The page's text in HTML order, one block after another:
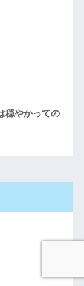
穏やかっての